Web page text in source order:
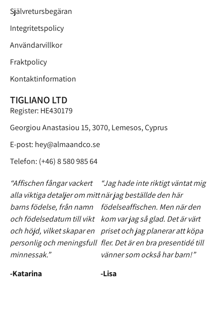
Självretursbegäran
Integritetspolicy
Användarvillkor
Fraktpolicy
Kontaktinformation
TIGLIANO LTD
Register: HE430179
Georgiou Anastasiou 15, 3070, Lemesos, Cyprus
E-post: hey@almaandco.se
Telefon: (+46) 8 580 985 64
“Affischen fångar vackert
alla viktiga detaljer om mitt
barns födelse, från namn
och födelsedatum till vikt
och höjd, vilket skapar en
personlig och meningsfull
minnessak.”
-Katarina
“Jag hade inte riktigt väntat mig
när jag beställde den här
födelseaffischen. Men när den
kom var jag så glad. Det är värt
priset och jag planerar att köpa
fler. Det är en bra presentidé till
vänner som också har barn!”
-Lisa